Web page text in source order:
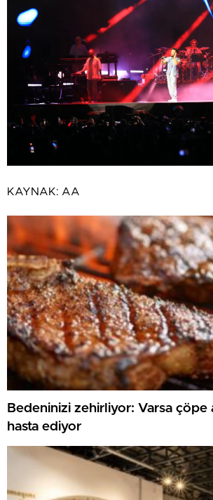
KAYNAK: AA
Bedeninizi zehirliyor: Varsa çöpe
hasta ediyor